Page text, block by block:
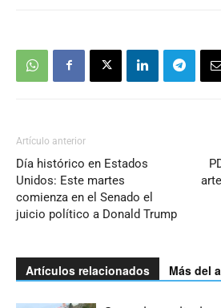
Artículo anterior
Día histórico en Estados
Unidos: Este martes
comienza en el Senado el
juicio político a Donald Trump
Artículos relacionados Más del